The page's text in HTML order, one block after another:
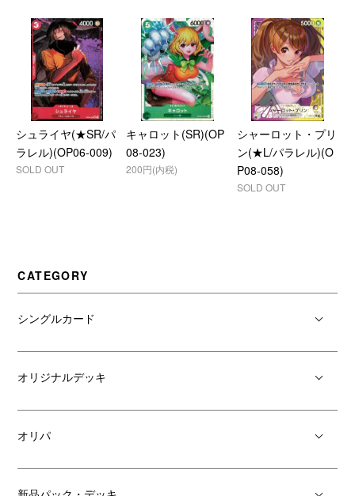
シュライヤ(★SR/パ
ラレル)(OP06-009)
SOLD OUT
キャロット(SR)(OP
08-023)
200円(内税)
シャーロット・プリ
ン(★L/パラレル)(O
P08-058)
SOLD OUT
CATEGORY
シングルカード
オリジナルデッキ
オリパ